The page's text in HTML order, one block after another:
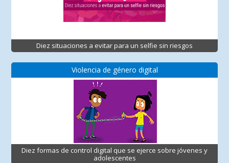
Diez situaciones a evitar para un selfie sin riesgos
Violencia de género digital
Diez formas de control digital que se ejerce sobre jóvenes y
adolescentes